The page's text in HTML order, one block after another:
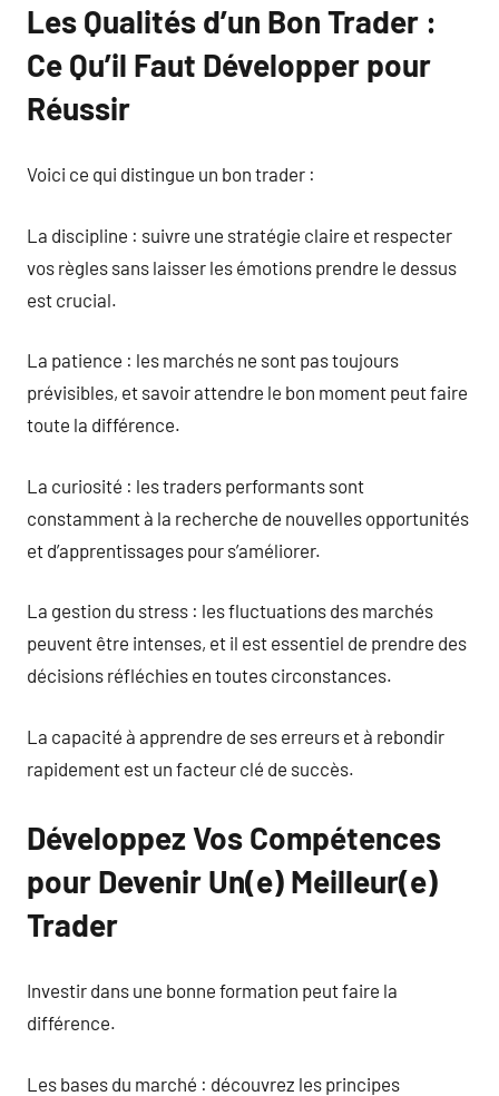
Les Qualités d’un Bon Trader :
Ce Qu’il Faut Développer pour
Réussir
Voici ce qui distingue un bon trader :
La discipline : suivre une stratégie claire et respecter
vos règles sans laisser les émotions prendre le dessus
est crucial.
La patience : les marchés ne sont pas toujours
prévisibles, et savoir attendre le bon moment peut faire
toute la différence.
La curiosité : les traders performants sont
constamment à la recherche de nouvelles opportunités
et d’apprentissages pour s’améliorer.
La gestion du stress : les fluctuations des marchés
peuvent être intenses, et il est essentiel de prendre des
décisions réfléchies en toutes circonstances.
La capacité à apprendre de ses erreurs et à rebondir
rapidement est un facteur clé de succès.
Développez Vos Compétences
pour Devenir Un(e) Meilleur(e)
Trader
Investir dans une bonne formation peut faire la
différence.
Les bases du marché : découvrez les principes